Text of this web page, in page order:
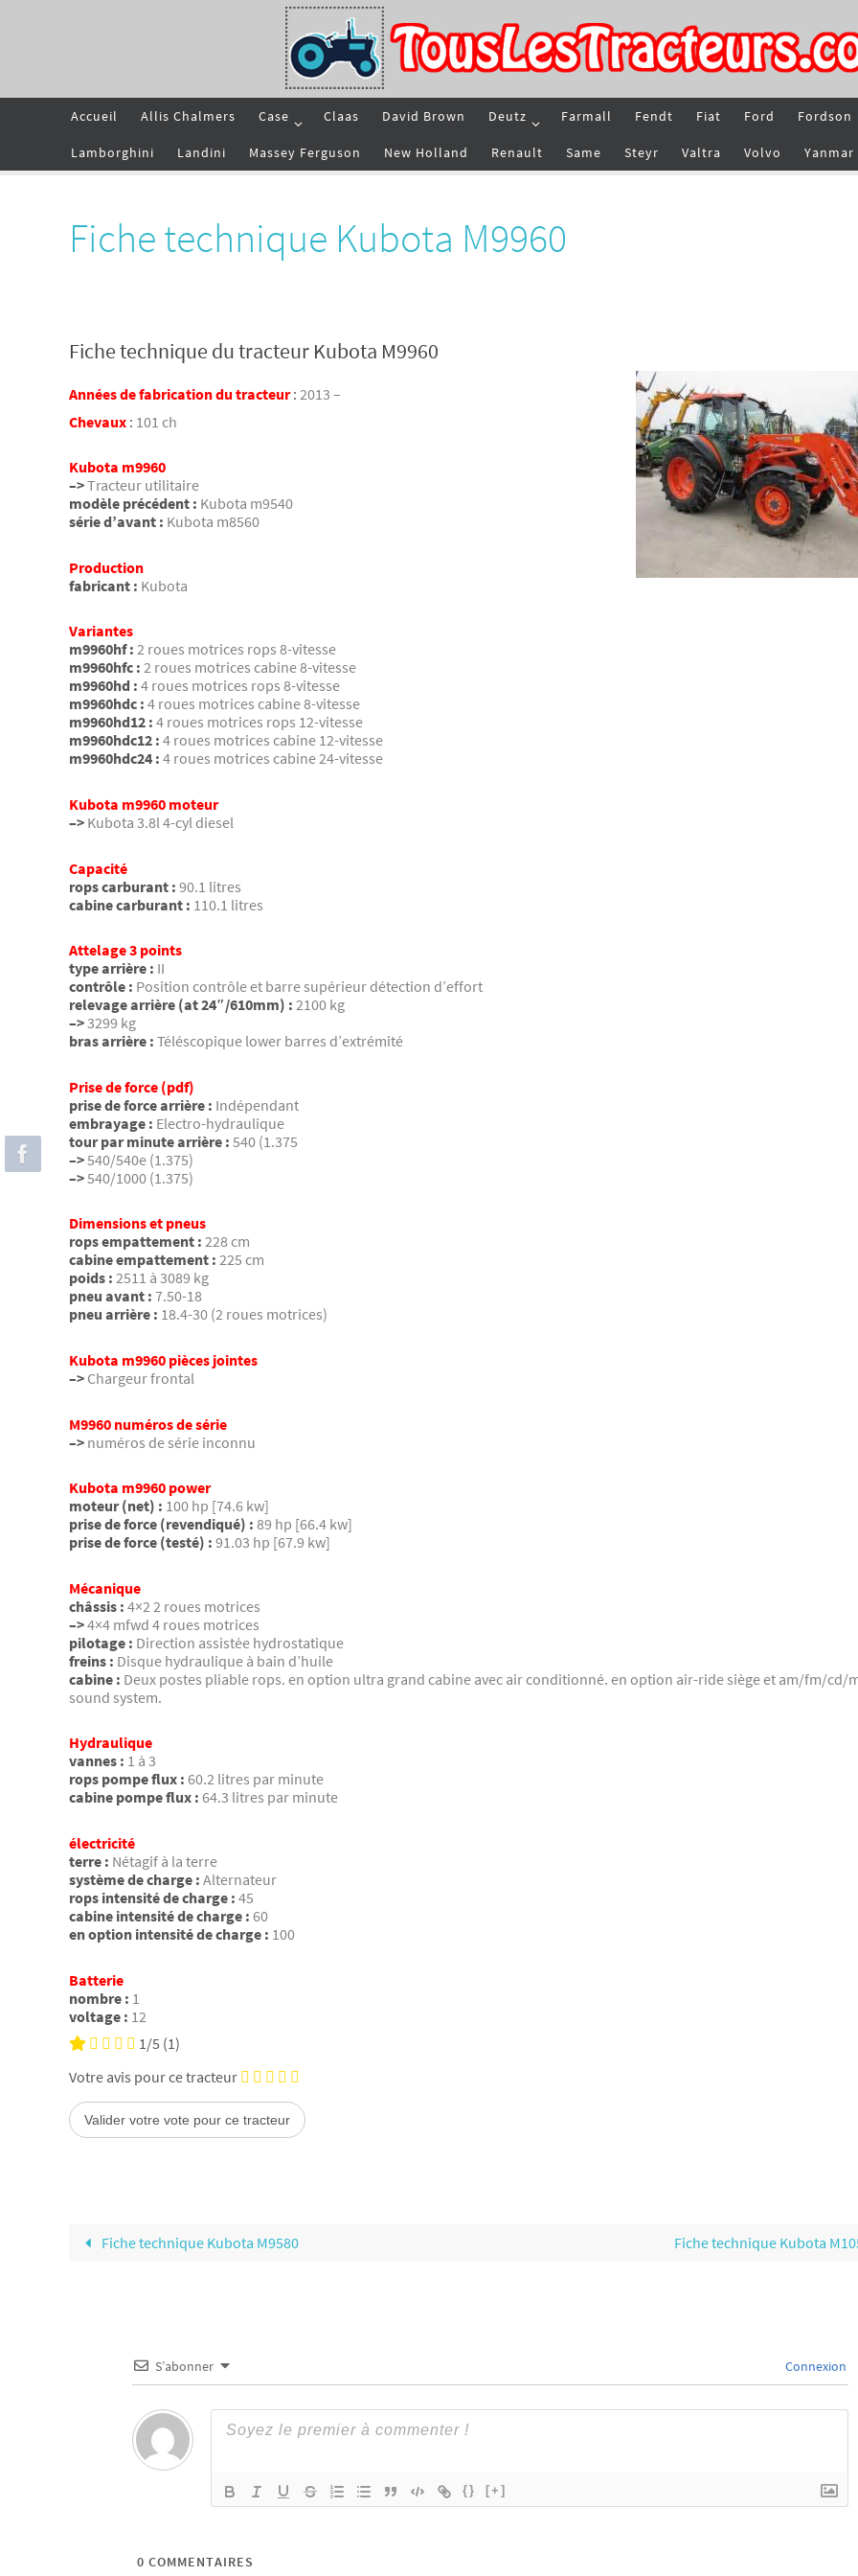
Accueil Allis Chalmers Case Claas David Brown Deutz Farmall Fendt Fiat Ford Fordson
Lamborghini Landini Massey Ferguson New Holland Renault Same Steyr Valtra Volvo Yanmar
Fiche technique Kubota M9960
Fiche technique du tracteur Kubota M9960
Années de fabrication du tracteur: 2013 –
Chevaux : 101 ch
Kubota m9960
–>Tracteur utilitaire
modèle précédent : Kubota m9540
série d’avant : Kubota m8560
Production
fabricant : Kubota
Variantes
m9960hf : 2 roues motrices rops 8-vitesse
m9960hfc : 2 roues motrices cabine 8-vitesse
m9960hd : 4 roues motrices rops 8-vitesse
m9960hdc : 4 roues motrices cabine 8-vitesse
m9960hd12 : 4 roues motrices rops 12-vitesse
m9960hdc12 : 4 roues motrices cabine 12-vitesse
m9960hdc24 : 4 roues motrices cabine 24-vitesse
Kubota m9960 moteur
–> Kubota 3.8l 4-cyl diesel
Capacité
rops carburant : 90.1 litres
cabine carburant : 110.1 litres
Attelage 3 points
type arrière : II
contrôle : Position contrôle et barre supérieur détection d’effort
relevage arrière (at 24″/610mm) : 2100 kg
–>3299 kg
bras arrière : Téléscopique lower barres d’extrémité
Prise de force (pdf)
prise de force arrière : Indépendant
embrayage : Electro-hydraulique
tour par minute arrière : 540 (1.375
–>540/540e (1.375)
–>540/1000 (1.375)
Dimensions et pneus
rops empattement : 228 cm
cabine empattement : 225 cm
poids : 2511 à 3089 kg
pneu avant : 7.50-18
pneu arrière : 18.4-30 (2 roues motrices)
Kubota m9960 pièces jointes
–> Chargeur frontal
M9960 numéros de série
–> numéros de série inconnu
Kubota m9960 power
moteur (net) : 100 hp [74.6 kw]
prise de force (revendiqué) : 89 hp [66.4 kw]
prise de force (testé) : 91.03 hp [67.9 kw]
Mécanique
châssis : 4×2 2 roues motrices
–>4×4 mfwd 4 roues motrices
pilotage : Direction assistée hydrostatique
freins : Disque hydraulique à bain d’huile
cabine : Deux postes pliable rops. en option ultra grand cabine avec air conditionné. en option air-ride siège et am/fm/cd/
sound system.
Hydraulique
vannes : 1 à 3
rops pompe flux : 60.2 litres par minute
cabine pompe flux : 64.3 litres par minute
électricité
terre : Nétagif à la terre
système de charge : Alternateur
rops intensité de charge : 45
cabine intensité de charge : 60
en option intensité de charge : 100
Batterie
nombre : 1
voltage : 12
1/5 (1)
Votre avis pour ce tracteur
Fiche technique Kubota M9580 Fiche technique Kubota
S’abonner Connexion
{} [+]
0 COMMENTAIRES